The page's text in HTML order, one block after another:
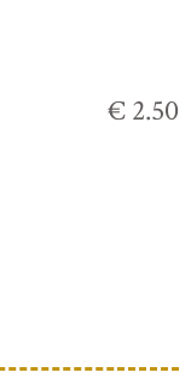
€ 2.50